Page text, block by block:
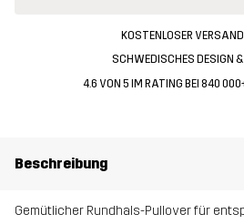
KOSTENLOSER
SCHWEDISCHES DESIGN
4.6 VON 5 IM RATING BEI 840
Beschreibung
Gemütlicher Rundhals-Pullover für